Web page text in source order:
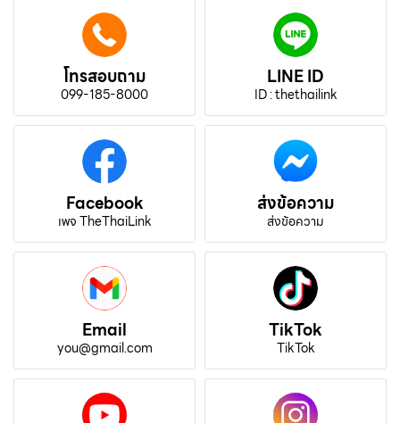
โทรสอบถาม
099-185-8000
LINE ID
ID : thethailink
Facebook
เพจ TheThaiLink
ส่งข้อความ
ส่งข้อความ
Email
you@gmail.com
TikTok
TikTok